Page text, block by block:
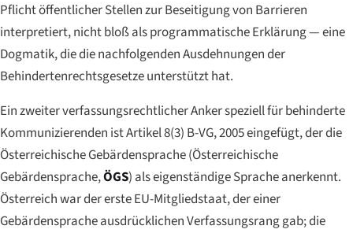
Pflicht öffentlicher Stellen zur Beseitigung von Barrieren
interpretiert, nicht bloß als programmatische Erklärung — eine
Dogmatik, die die nachfolgenden Ausdehnungen der
Behindertenrechtsgesetze unterstützt hat.
Ein zweiter verfassungsrechtlicher Anker speziell für behinderte
Kommunizierenden ist Artikel 8(3) B-VG, 2005 eingefügt, der die
Österreichische Gebärdensprache (Österreichische
Gebärdensprache,ÖGS) als eigenständige Sprache anerkennt.
Österreich war der erste EU-Mitgliedstaat, der einer
Gebärdensprache ausdrücklichen Verfassungsrang gab; die